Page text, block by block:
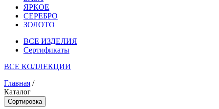
ЯРКОЕ
СЕРЕБРО
ЗОЛОТО
ВСЕ ИЗДЕЛИЯ
Сертификаты
ВСЕ КОЛЛЕКЦИИ
Главная /
Каталог
Сортировка